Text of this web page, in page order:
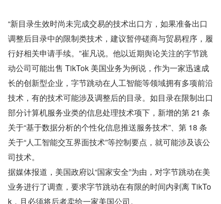
“新目录生效时尚未完成交易的技术出口方，如果准备出口
调整后目录中的限制类技术，建议暂停磋商与贸易程序，履
行好相关申请手续。”崔凡说。他以近期舆论关注的字节跳
动公司可能出售 TikTok 美国业务为例说，作为一家迅速成
长的创新型企业，字节跳动在人工智能等领域拥有多项前沿
技术，有的技术可能涉及调整后的目录。如目录在限制出口
部分计算机服务业类的信息处理技术项下，新增的第 21 条
关于“基于数据分析的个性化信息推送服务技术”、第 18 条
关于“人工智能交互界面技术”等控制要点，就可能涉及该公
司技术。
据媒体报道，美国政府以“国家安全”为由，对字节跳动在美
业务进行了调查，要求字节跳动在有限的时间内剥离 TikTo
k，且必须将后者卖给一家美国公司。